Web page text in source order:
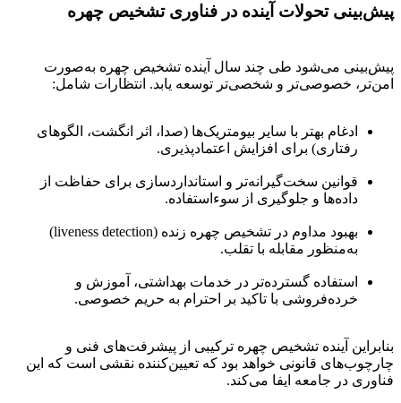
پیش‌بینی تحولات آینده در فناوری تشخیص چهره
پیش‌بینی می‌شود طی چند سال آینده تشخیص چهره به‌صورت
امن‌تر، خصوصی‌تر و شخصی‌تر توسعه یابد. انتظارات شامل:
ادغام بهتر با سایر بیومتریک‌ها (صدا، اثر انگشت، الگوهای
رفتاری) برای افزایش اعتمادپذیری.
قوانین سخت‌گیرانه‌تر و استانداردسازی برای حفاظت از
داده‌ها و جلوگیری از سوءاستفاده.
بهبود مداوم در تشخیص چهره زنده (liveness detection)
به‌منظور مقابله با تقلب.
استفاده گسترده‌تر در خدمات بهداشتی، آموزش و
خرده‌فروشی با تاکید بر احترام به حریم خصوصی.
بنابراین آینده تشخیص چهره ترکیبی از پیشرفت‌های فنی و
چارچوب‌های قانونی خواهد بود که تعیین‌کننده نقشی است که این
فناوری در جامعه ایفا می‌کند.